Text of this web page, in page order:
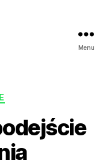
Menu